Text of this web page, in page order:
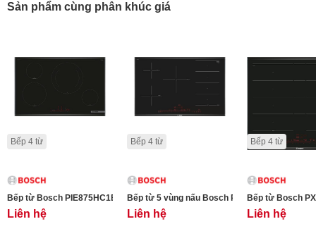
Sản phẩm cùng phân khúc giá
Bếp 4 từ
Bếp từ Bosch PIE875HC1E series 6 - 4 vùng nấu - màu đen, viền thép không
Liên hệ
Bếp 4 từ
Bếp từ 5 vùng nấu Bosch PXV875DC1E serie
Liên hệ
Bếp 4 từ
Bếp từ Bosch
Liên hệ